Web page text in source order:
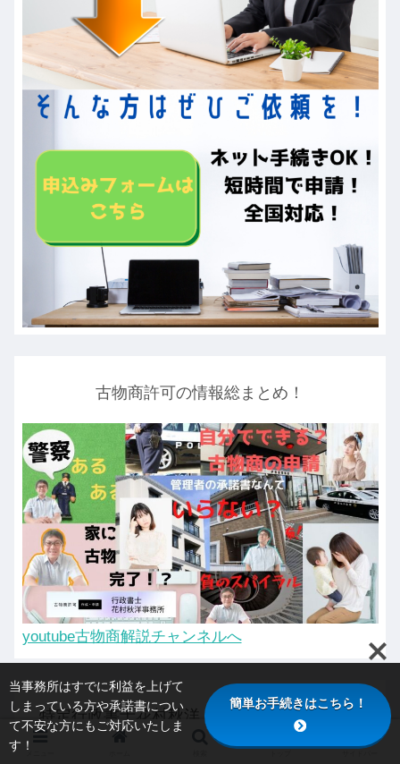
古物商許可の情報総まとめ！
youtube古物商解説チャンネルへ
特定行政書士花村秋洋（はなむらあきひろ）
当事務所はすでに利益を上げて
しまっている方や承諾書につい
て不安な方にもご対応いたしま
す！
簡単お手続きはこちら！